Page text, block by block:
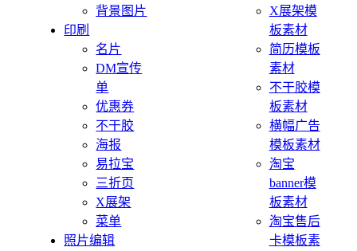
背景图片
印刷
名片
DM宣传
单
优惠券
不干胶
海报
易拉宝
三折页
X展架
菜单
照片编辑
X展架模
板素材
简历模板
素材
不干胶模
板素材
横幅广告
模板素材
淘宝
banner模
板素材
淘宝售后
卡模板素